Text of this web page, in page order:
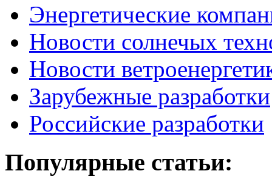
Энергетические
Новости солнечых
Новости
Зарубежные разработки
Российские разработки
Популярные статьи: